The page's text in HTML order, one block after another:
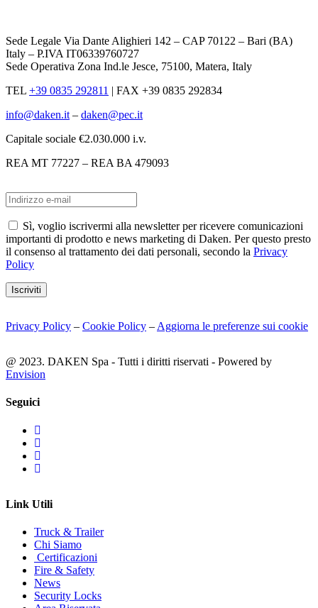
Sede Legale Via Dante Alighieri 142 – CAP 70122 – Bari (BA)
Italy – P.IVA IT06339760727
Sede Operativa Zona Ind.le Jesce, 75100, Matera, Italy
TEL +39 0835 292811 | FAX +39 0835 292834
info@daken.it – daken@pec.it
Capitale sociale €2.030.000 i.v.
REA MT 77227 – REA BA 479093
Sì, voglio iscrivermi alla newsletter per ricevere comunicazioni
importanti di prodotto e news marketing di Daken. Per questo presto
il consenso al trattamento dei dati personali, secondo la Privacy
Policy
Iscriviti
Privacy Policy – Cookie Policy – Aggiorna le preferenze sui cookie
@ 2023. DAKEN Spa - Tutti i diritti riservati - Powered by
Envision
Seguici
Link Utili
Truck & Trailer
Chi Siamo
Certificazioni
Fire & Safety
News
Security Locks